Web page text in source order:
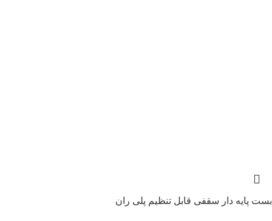
بست پایه دار سقفی قابل تنظیم پلی ران